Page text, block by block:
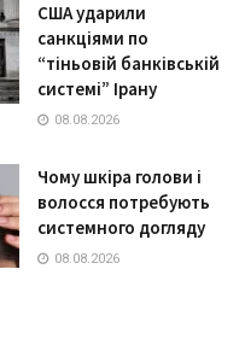
США ударили
санкціями по
“тіньовій банківській
системі” Ірану
08.08.2026
Чому шкіра голови і
волосся потребують
системного догляду
08.08.2026